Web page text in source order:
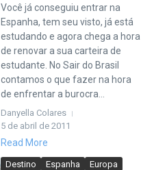
Você já conseguiu entrar na
Espanha, tem seu visto, já está
estudando e agora chega a hora
de renovar a sua carteira de
estudante. No Sair do Brasil
contamos o que fazer na hora
de enfrentar a burocra...
Danyella Colares
5 de abril de 2011
Read More
Destino Espanha Europa